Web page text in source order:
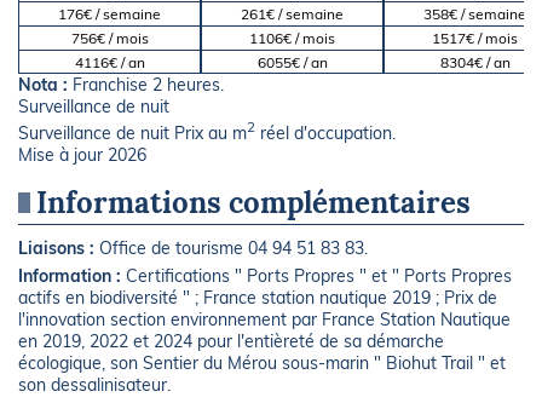
176€ / semaine
756€ / mois
4116€ / an
261€ / semaine
1106€ / mois
6055€ / an
358€ / semaine
1517€ / mois
8304€ / an
Nota : Franchise 2 heures.
Surveillance de nuit
Surveillance de nuit Prix au m2 réel d'occupation.
Mise à jour 2026
Informations complémentaires
Liaisons : Office de tourisme 04 94 51 83 83.
Information : Certifications " Ports Propres " et " Ports Propres
actifs en biodiversité " ; France station nautique 2019 ; Prix de
l'innovation section environnement par France Station Nautique
en 2019, 2022 et 2024 pour l'entièreté de sa démarche
écologique, son Sentier du Mérou sous-marin " Biohut Trail " et
son dessalinisateur.